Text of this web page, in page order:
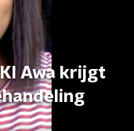
Awa krijgt